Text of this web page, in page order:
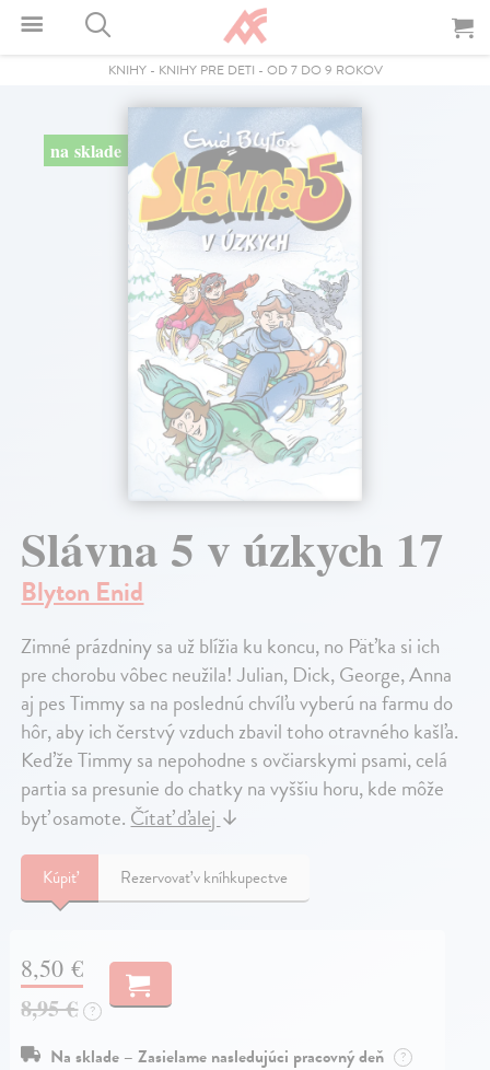
KNIHY- KNIHY PRE DETI - OD 7 DO 9 ROKOV
na sklade
Slávna 5 v úzkych 17
Blyton Enid
Zimné prázdniny sa už blížia ku koncu, no Päťka si ich
pre chorobu vôbec neužila! Julian, Dick, George, Anna
aj pes Timmy sa na poslednú chvíľu vyberú na farmu do
hôr, aby ich čerstvý vzduch zbavil toho otravného kašľa.
Keďže Timmy sa nepohodne s ovčiarskymi psami, celá
partia sa presunie do chatky na vyššiu horu, kde môže
byť osamote.Čítať ďalej↓
Kúpiť Rezervovať v kníhkupectve
8,50 €
8,95 € ?
Na sklade – Zasielame nasledujúci pracovný deň ?